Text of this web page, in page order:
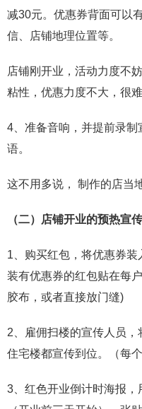
减30元。优惠券背面可以
信、店铺地理位置等。
店铺刚开业，活动力度不
粘性，优惠力度不大，很难
4、准备音响，并提前录
语。
这不用多说， 制作的店当
（二）店铺开业的预热宣传
1、购买红包，将优惠券
装有优惠券的红包贴在每
胶布，或者直接放门缝)
2、雇佣扫楼的宣传人员
住宅楼都宣传到位。（每
3、红色开业倒计时海报